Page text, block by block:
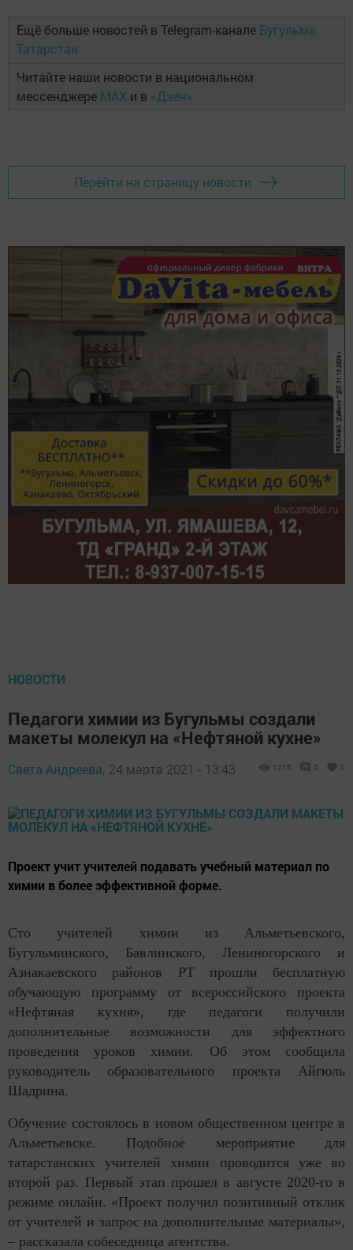
Ещё больше новостей в Telegram-канале Бугульма
Татарстан
Читайте наши новости в национальном
мессенджере MAX и в «Дзен»
Перейти на страницу новости
НОВОСТИ
Педагоги химии из Бугульмы создали
макеты молекул на «Нефтяной кухне»
Света Андреева, 24 марта 2021 - 13:43 1215 0 0
Проект учит учителей подавать учебный материал по
химии в более эффективной форме.
Сто учителей химии из Альметьевского,
Бугульминского, Бавлинского, Лениногорского и
Азнакаевского районов РТ прошли бесплатную
обучающую программу от всероссийского проекта
«Нефтяная кухня», где педагоги получили
дополнительные возможности для эффектного
проведения уроков химии. Об этом сообщила
руководитель образовательного проекта Айгюль
Шадрина.
Обучение состоялось в новом общественном центре в
Альметьевске. Подобное мероприятие для
татарстанских учителей химии проводится уже во
второй раз. Первый этап прошел в августе 2020-го в
режиме онлайн. «Проект получил позитивный отклик
от учителей и запрос на дополнительные материалы»,
– рассказала собеседница агентства.